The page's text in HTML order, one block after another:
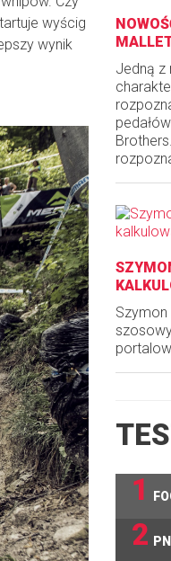
wyścig
wynik
Jedną z
Szymon
1
2